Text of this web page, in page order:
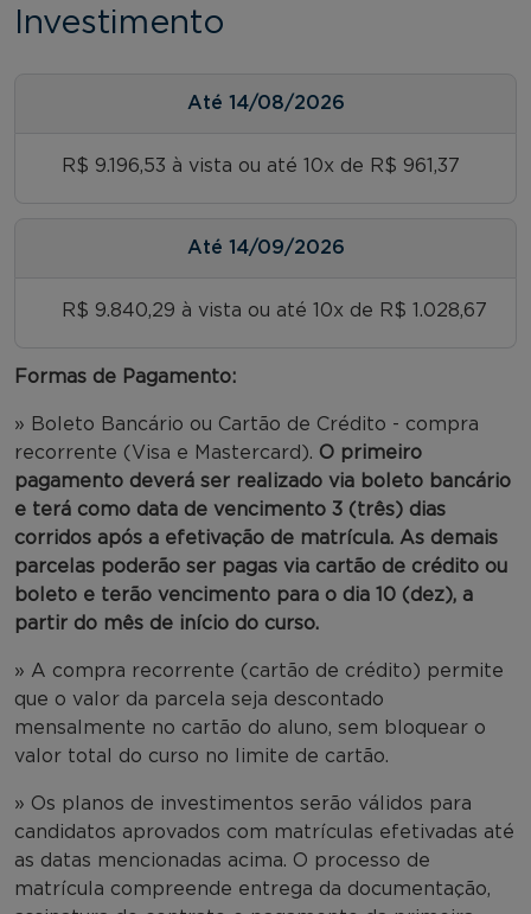
Investimento
Até 14/08/2026
R$ 9.196,53 à vista ou até 10x de R$ 961,37
Até 14/09/2026
R$ 9.840,29 à vista ou até 10x de R$ 1.028,67
Formas de Pagamento:
» Boleto Bancário ou Cartão de Crédito - compra
recorrente (Visa e Mastercard). O primeiro
pagamento deverá ser realizado via boleto bancário
e terá como data de vencimento 3 (três) dias
corridos após a efetivação de matrícula. As demais
parcelas poderão ser pagas via cartão de crédito ou
boleto e terão vencimento para o dia 10 (dez), a
partir do mês de início do curso.
» A compra recorrente (cartão de crédito) permite
que o valor da parcela seja descontado
mensalmente no cartão do aluno, sem bloquear o
valor total do curso no limite de cartão.
» Os planos de investimentos serão válidos para
candidatos aprovados com matrículas efetivadas até
as datas mencionadas acima. O processo de
matrícula compreende entrega da documentação,